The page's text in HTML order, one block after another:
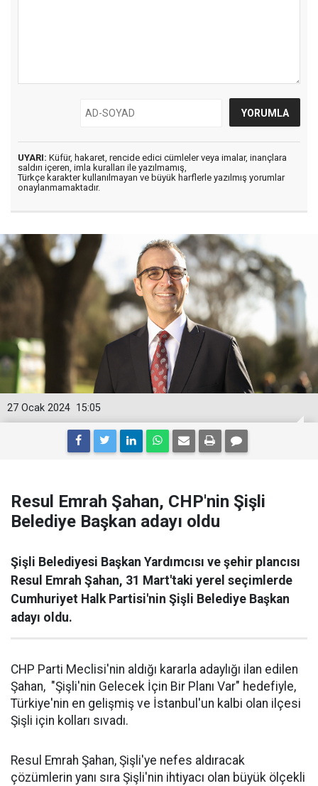
UYARI: Küfür, hakaret, rencide edici cümleler veya imalar, inançlara
saldırı içeren, imla kuralları ile yazılmamış,
Türkçe karakter kullanılmayan ve büyük harflerle yazılmış yorumlar
onaylanmamaktadır.
15:05
27 Ocak 2024
Resul Emrah Şahan, CHP'nin Şişli
Belediye Başkan adayı oldu
Şişli Belediyesi Başkan Yardımcısı ve şehir plancısı
Resul Emrah Şahan, 31 Mart'taki yerel seçimlerde
Cumhuriyet Halk Partisi'nin Şişli Belediye Başkan
adayı oldu.
CHP Parti Meclisi'nin aldığı kararla adaylığı ilan edilen
Şahan, "Şişli'nin Gelecek İçin Bir Planı Var" hedefiyle,
Türkiye'nin en gelişmiş ve İstanbul'un kalbi olan ilçesi
Şişli için kolları sıvadı.
Resul Emrah Şahan, Şişli'ye nefes aldıracak
çözümlerin yanı sıra Şişli'nin ihtiyacı olan büyük ölçekli